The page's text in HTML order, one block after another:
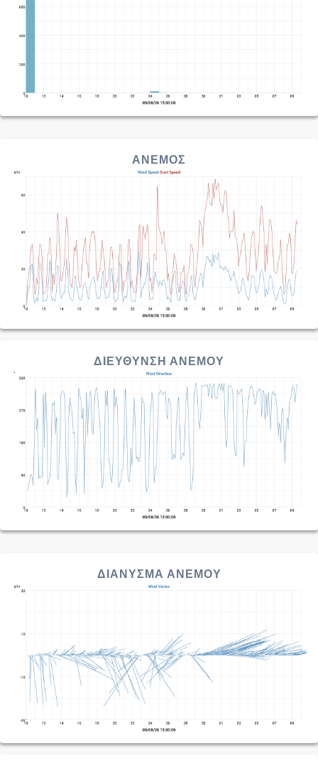
ΑΝΕΜΟΣ
ΔΙΕΥΘΥΝΣΗ ΑΝΕΜΟΥ
ΔΙΑΝΥΣΜΑ ΑΝΕΜΟΥ